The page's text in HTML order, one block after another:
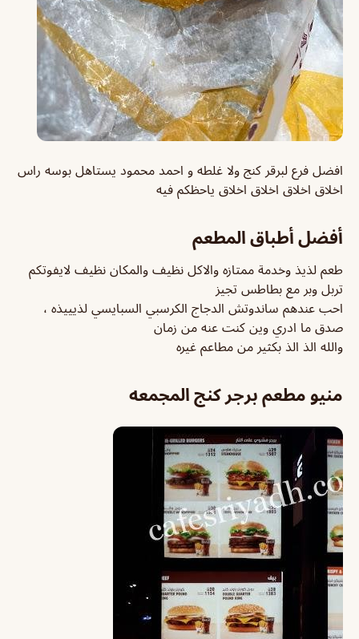
افضل فرع لبرقر كنج ولا غلطه و احمد محمود يستاهل بوسه راس
اخلاق اخلاق اخلاق اخلاق ياحظكم فيه
أفضل أطباق المطعم
طعم لذيذ وخدمة ممتازه والاكل نظيف والمكان نظيف لايفوتكم
تربل وبر مع بطاطس تجيز
احب عندهم ساندوتش الدجاج الكرسبي السبايسي لذيييذه ،
صدق ما ادري وين كنت عنه من زمان
والله الذ الذ بكثير من مطاعم غيره
منيو مطعم برجر كنج المجمعه